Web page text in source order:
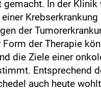
In der
der
der Therapie
die Ziele einer
Entsprechend
auch heute